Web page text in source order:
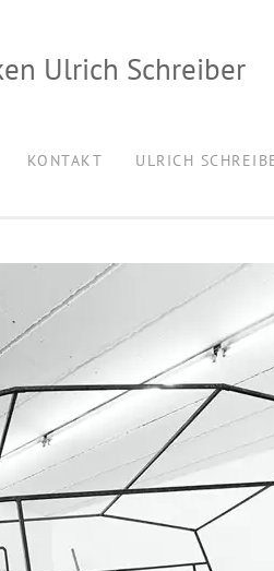
Ulrich Schreiber
KONTAKT ULRICH